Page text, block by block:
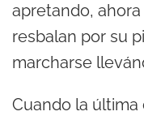
apretando,
resbalan por su
marcharse
Cuando la última